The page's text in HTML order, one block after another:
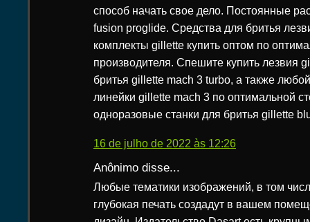
способ начать свое дело. Постоянные
fusion proglide. Средства для бритья
комплекты gillette купить оптом по
производителя. Спешите купить лезвия
бритья gillette mach 3 turbo, а также
линейки gillette mach 3 по оптимальной
одноразовые станки для бритья gillette
16 de julho de 2022 às 12:26
Anônimo disse...
Любые тематики изображений, в том
глубокая печать создадут в вашем